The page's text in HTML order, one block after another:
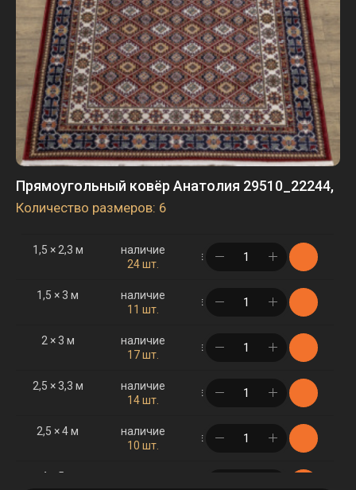
Прямоугольный ковёр Анатолия 29510_22244,
Количество размеров: 6
1,5 × 2,3 м
наличие
24 шт.
в корзине
1,5 × 3 м
наличие
11 шт.
в корзине
2 × 3 м
наличие
17 шт.
в корзине
2,5 × 3,3 м
наличие
14 шт.
в корзине
2,5 × 4 м
наличие
10 шт.
в корзине
4 × 5 м